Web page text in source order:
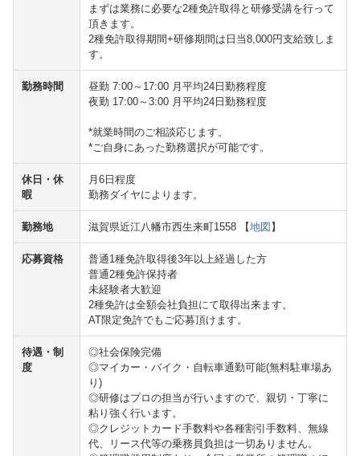
まずは業務に必要な2種免許取得と研修受講を行って
頂きます。
2種免許取得期間+研修期間は日当8,000円支給致しま
す。
勤務時間
昼勤 7:00～17:00 月平均24日勤務程度
夜勤 17:00～3:00 月平均24日勤務程度
*就業時間のご相談応じます。
*ご自身にあった勤務選択が可能です。
休日・休
暇
月6日程度
勤務ダイヤによります。
勤務地 滋賀県近江八幡市西生来町1558 【地図】
応募資格
普通1種免許取得後3年以上経過した方
普通2種免許保持者
未経験者大歓迎
2種免許は全額会社負担にて取得出来ます。
AT限定免許でもご応募頂けます。
待遇・制
度
◎社会保険完備
◎マイカー・バイク・自転車通勤可能(無料駐車場あ
り)
◎研修はプロの担当が行いますので、親切・丁寧に
粘り強く行います。
◎クレジットカード手数料や各種割引手数料、無線
代、リース代等の乗務員負担は一切ありません。